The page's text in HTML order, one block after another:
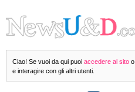
Ciao! Se vuoi da qui puoi accedere al sito o
e interagire con gli altri utenti.